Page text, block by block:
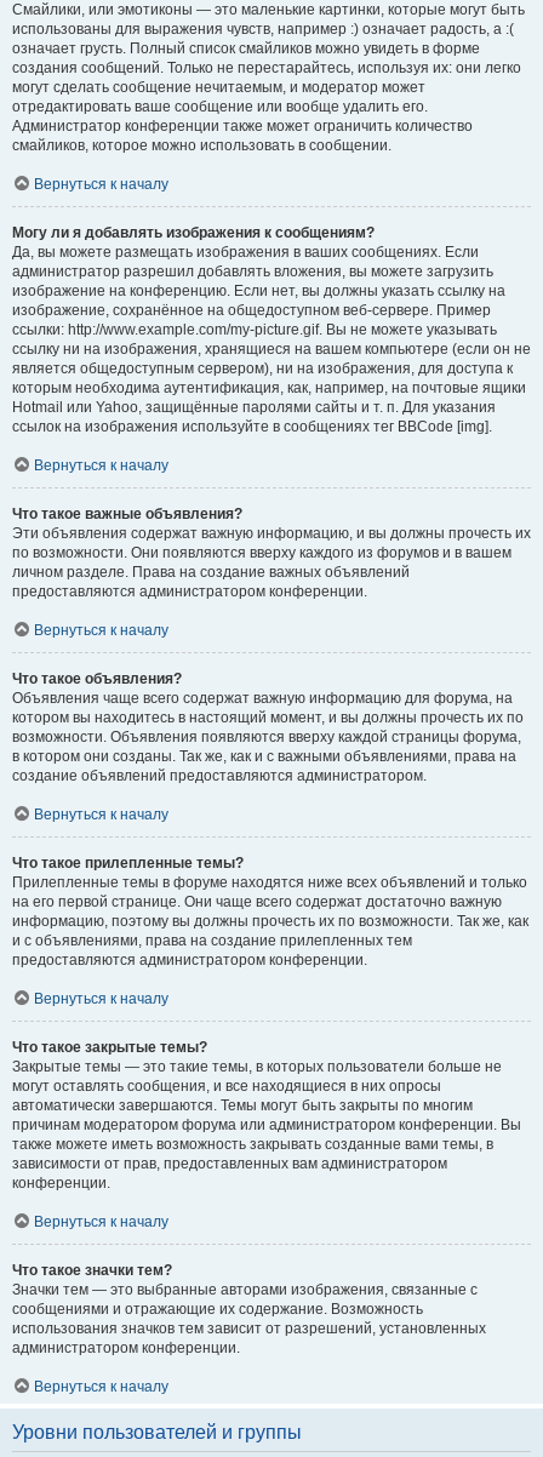
Смайлики, или эмотиконы — это маленькие картинки, которые могут быть
использованы для выражения чувств, например :) означает радость, а :(
означает грусть. Полный список смайликов можно увидеть в форме
создания сообщений. Только не перестарайтесь, используя их: они легко
могут сделать сообщение нечитаемым, и модератор может
отредактировать ваше сообщение или вообще удалить его.
Администратор конференции также может ограничить количество
смайликов, которое можно использовать в сообщении.
Вернуться к началу
Могу ли я добавлять изображения к сообщениям?
Да, вы можете размещать изображения в ваших сообщениях. Если
администратор разрешил добавлять вложения, вы можете загрузить
изображение на конференцию. Если нет, вы должны указать ссылку на
изображение, сохранённое на общедоступном веб-сервере. Пример
ссылки: http://www.example.com/my-picture.gif. Вы не можете указывать
ссылку ни на изображения, хранящиеся на вашем компьютере (если он не
является общедоступным сервером), ни на изображения, для доступа к
которым необходима аутентификация, как, например, на почтовые ящики
Hotmail или Yahoo, защищённые паролями сайты и т. п. Для указания
ссылок на изображения используйте в сообщениях тег BBCode [img].
Вернуться к началу
Что такое важные объявления?
Эти объявления содержат важную информацию, и вы должны прочесть их
по возможности. Они появляются вверху каждого из форумов и в вашем
личном разделе. Права на создание важных объявлений
предоставляются администратором конференции.
Вернуться к началу
Что такое объявления?
Объявления чаще всего содержат важную информацию для форума, на
котором вы находитесь в настоящий момент, и вы должны прочесть их по
возможности. Объявления появляются вверху каждой страницы форума,
в котором они созданы. Так же, как и с важными объявлениями, права на
создание объявлений предоставляются администратором.
Вернуться к началу
Что такое прилепленные темы?
Прилепленные темы в форуме находятся ниже всех объявлений и только
на его первой странице. Они чаще всего содержат достаточно важную
информацию, поэтому вы должны прочесть их по возможности. Так же, как
и с объявлениями, права на создание прилепленных тем
предоставляются администратором конференции.
Вернуться к началу
Что такое закрытые темы?
Закрытые темы — это такие темы, в которых пользователи больше не
могут оставлять сообщения, и все находящиеся в них опросы
автоматически завершаются. Темы могут быть закрыты по многим
причинам модератором форума или администратором конференции. Вы
также можете иметь возможность закрывать созданные вами темы, в
зависимости от прав, предоставленных вам администратором
конференции.
Вернуться к началу
Что такое значки тем?
Значки тем — это выбранные авторами изображения, связанные с
сообщениями и отражающие их содержание. Возможность
использования значков тем зависит от разрешений, установленных
администратором конференции.
Вернуться к началу
Уровни пользователей и группы